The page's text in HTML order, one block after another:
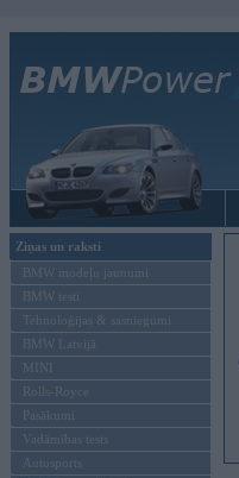
Ziņas un raksti
BMW modeļu jaunumi
BMW testi
Tehnoloģijas & sasniegumi
BMW Latvijā
MINI
Rolls-Royce
Pasākumi
Vadāmības tests
Autosports